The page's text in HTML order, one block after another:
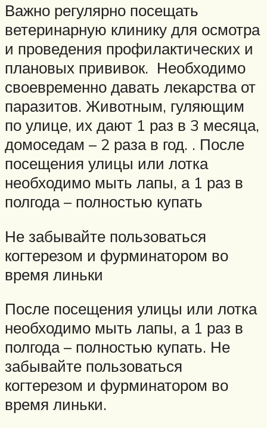
Важно регулярно посещать
ветеринарную клинику для осмотра
и проведения профилактических и
плановых прививок. Необходимо
своевременно давать лекарства от
паразитов. Животным, гуляющим
по улице, их дают 1 раз в 3 месяца,
домоседам – 2 раза в год. . После
посещения улицы или лотка
необходимо мыть лапы, а 1 раз в
полгода – полностью купать
Не забывайте пользоваться
когтерезом и фурминатором во
время линьки
После посещения улицы или лотка
необходимо мыть лапы, а 1 раз в
полгода – полностью купать. Не
забывайте пользоваться
когтерезом и фурминатором во
время линьки.